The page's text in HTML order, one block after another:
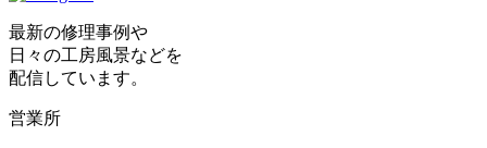
最新の修理事例や
日々の工房風景などを
配信しています。
営業所